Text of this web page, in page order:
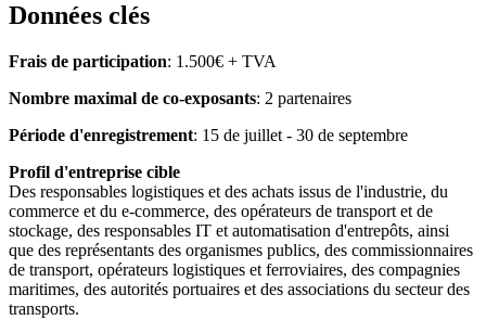
Données clés
Frais de participation: 1.500€ + TVA
Nombre maximal de co-exposants: 2 partenaires
Période d'enregistrement: 15 de juillet - 30 de septembre
Profil d'entreprise cible
Des responsables logistiques et des achats issus de l'industrie, du
commerce et du e-commerce, des opérateurs de transport et de
stockage, des responsables IT et automatisation d'entrepôts, ainsi
que des représentants des organismes publics, des commissionnaires
de transport, opérateurs logistiques et ferroviaires, des compagnies
maritimes, des autorités portuaires et des associations du secteur des
transports.